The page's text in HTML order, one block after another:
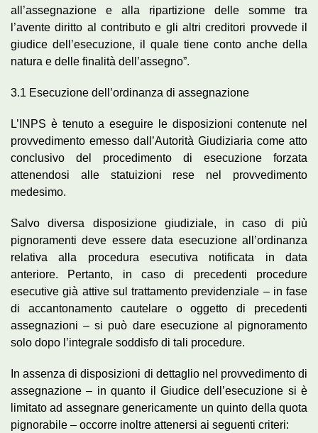
all’assegnazione e alla ripartizione delle somme tra
l’avente diritto al contributo e gli altri creditori provvede il
giudice dell’esecuzione, il quale tiene conto anche della
natura e delle finalità dell’assegno”.
3.1 Esecuzione dell’ordinanza di assegnazione
L’INPS è tenuto a eseguire le disposizioni contenute nel
provvedimento emesso dall’Autorità Giudiziaria come atto
conclusivo del procedimento di esecuzione forzata
attenendosi alle statuizioni rese nel provvedimento
medesimo.
Salvo diversa disposizione giudiziale, in caso di più
pignoramenti deve essere data esecuzione all’ordinanza
relativa alla procedura esecutiva notificata in data
anteriore. Pertanto, in caso di precedenti procedure
esecutive già attive sul trattamento previdenziale – in fase
di accantonamento cautelare o oggetto di precedenti
assegnazioni – si può dare esecuzione al pignoramento
solo dopo l’integrale soddisfo di tali procedure.
In assenza di disposizioni di dettaglio nel provvedimento di
assegnazione – in quanto il Giudice dell’esecuzione si è
limitato ad assegnare genericamente un quinto della quota
pignorabile – occorre inoltre attenersi ai seguenti criteri: